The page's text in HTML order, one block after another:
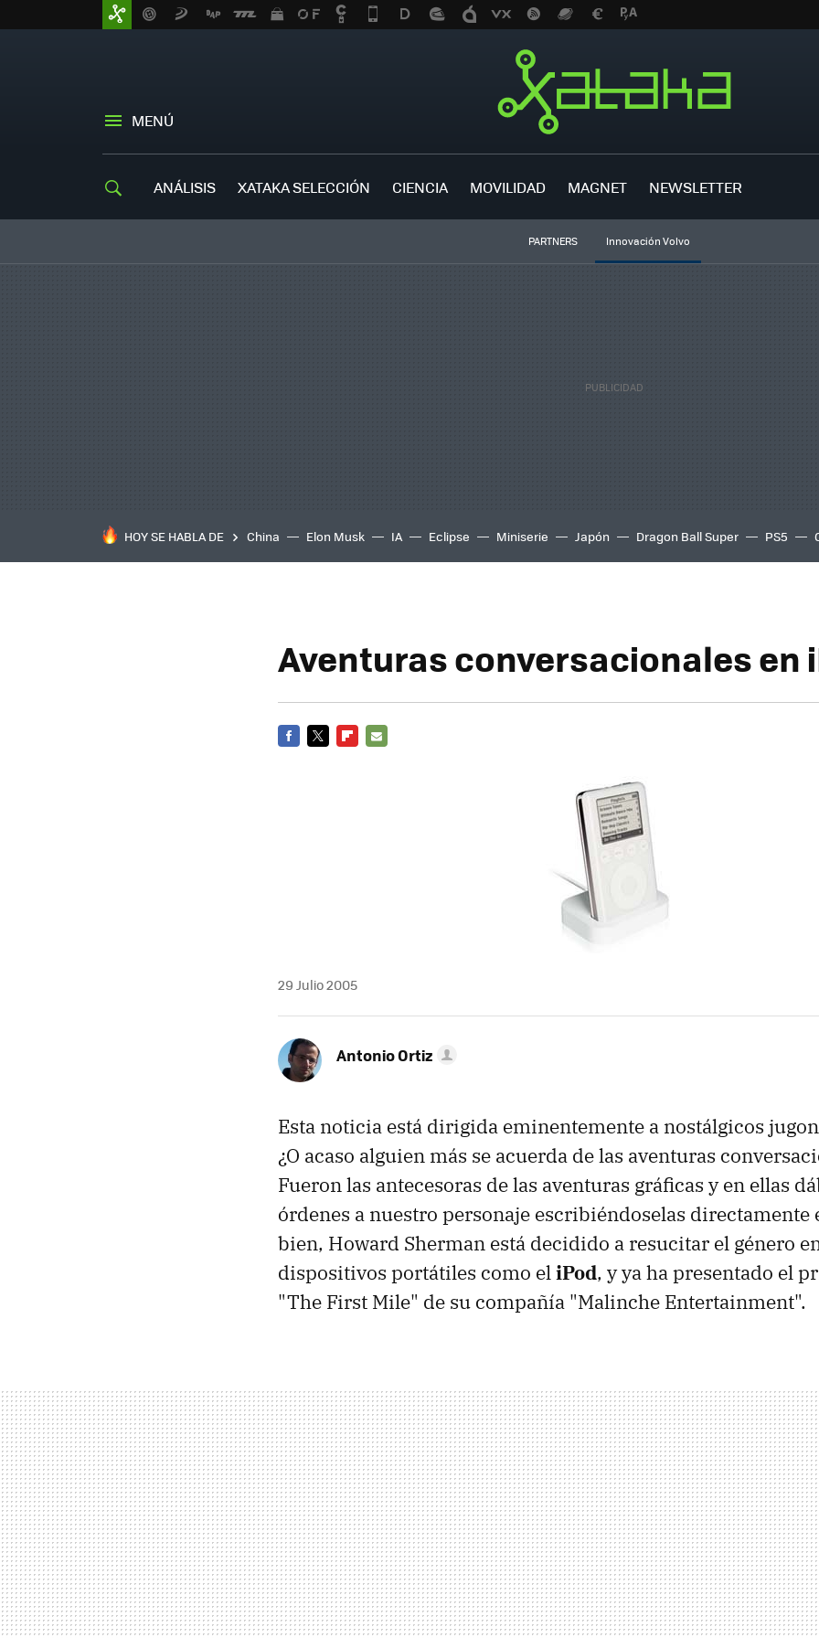
MENÚ
ANÁLISIS XATAKA SELECCIÓN CIENCIA MOVILIDAD MAGNET NEWSLETTER
PARTNERS Innovación Volvo
HOY SE HABLA DE China Elon Musk IA Eclipse Miniserie Japón Dragon Ball Super PS5
Aventuras conversacionales en
29 Julio 2005
Antonio Ortiz
Esta noticia está dirigida eminentemente a nostálgicos
¿O acaso alguien más se acuerda de las aventuras
Fueron las antecesoras de las aventuras gráficas y en ellas
órdenes a nuestro personaje escribiéndoselas directamente
bien, Howard Sherman está decidido a resucitar el género
dispositivos portátiles como eliPod, y ya ha presentado el
"The First Mile" de su compañía "Malinche Entertainment".